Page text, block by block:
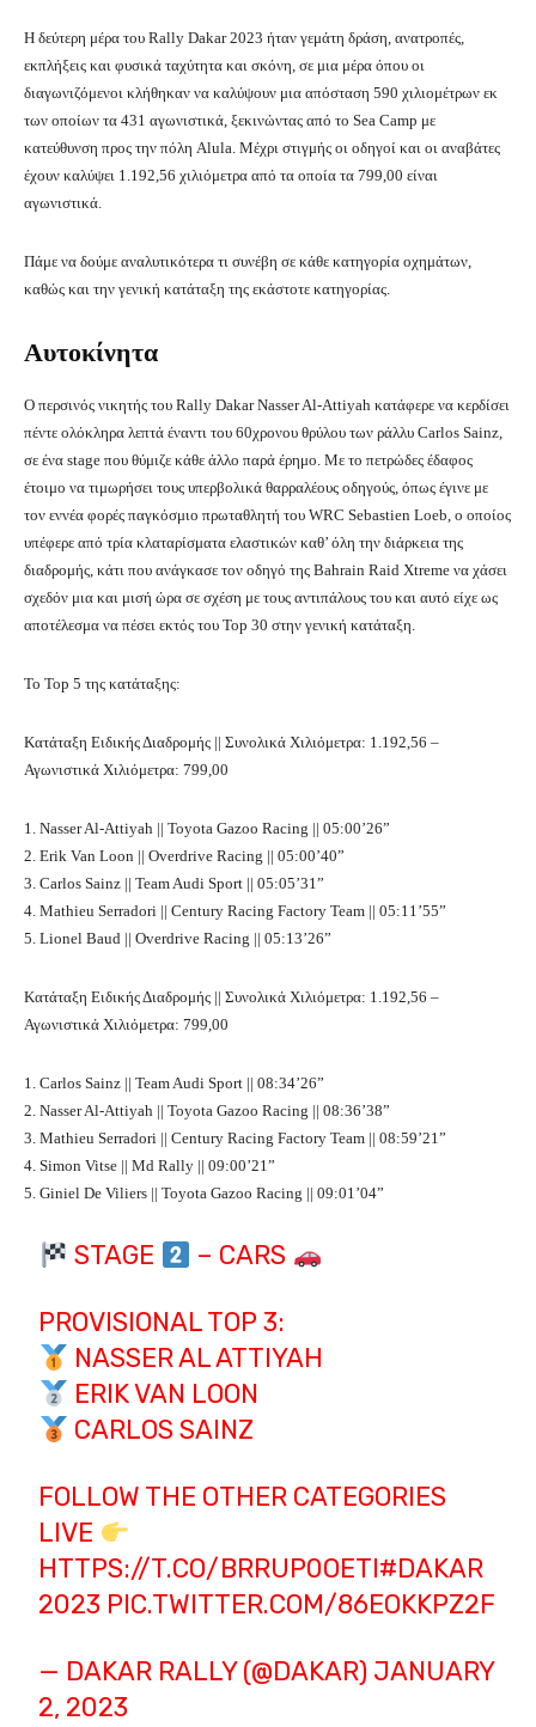
Η δεύτερη μέρα του Rally Dakar 2023 ήταν γεμάτη δράση, ανατροπές,
εκπλήξεις και φυσικά ταχύτητα και σκόνη, σε μια μέρα όπου οι
διαγωνιζόμενοι κλήθηκαν να καλύψουν μια απόσταση 590 χιλιομέτρων εκ
των οποίων τα 431 αγωνιστικά, ξεκινώντας από το Sea Camp με
κατεύθυνση προς την πόλη Alula. Μέχρι στιγμής οι οδηγοί και οι αναβάτες
έχουν καλύψει 1.192,56 χιλιόμετρα από τα οποία τα 799,00 είναι
αγωνιστικά.
Πάμε να δούμε αναλυτικότερα τι συνέβη σε κάθε κατηγορία οχημάτων,
καθώς και την γενική κατάταξη της εκάστοτε κατηγορίας.
Αυτοκίνητα
Ο περσινός νικητής του Rally Dakar Nasser Al-Attiyah κατάφερε να κερδίσει
πέντε ολόκληρα λεπτά έναντι του 60χρονου θρύλου των ράλλυ Carlos Sainz,
σε ένα stage που θύμιζε κάθε άλλο παρά έρημο. Με το πετρώδες έδαφος
έτοιμο να τιμωρήσει τους υπερβολικά θαρραλέους οδηγούς, όπως έγινε με
τον εννέα φορές παγκόσμιο πρωταθλητή του WRC Sebastien Loeb, ο οποίος
υπέφερε από τρία κλαταρίσματα ελαστικών καθ’ όλη την διάρκεια της
διαδρομής, κάτι που ανάγκασε τον οδηγό της Bahrain Raid Xtreme να χάσει
σχεδόν μια και μισή ώρα σε σχέση με τους αντιπάλους του και αυτό είχε ως
αποτέλεσμα να πέσει εκτός του Top 30 στην γενική κατάταξη.
Το Top 5 της κατάταξης:
Κατάταξη Ειδικής Διαδρομής || Συνολικά Χιλιόμετρα: 1.192,56 –
Αγωνιστικά Χιλιόμετρα: 799,00
1. Nasser Al-Attiyah || Toyota Gazoo Racing || 05:00’26”
2. Erik Van Loon || Overdrive Racing || 05:00’40”
3. Carlos Sainz || Team Audi Sport || 05:05’31”
4. Mathieu Serradori || Century Racing Factory Team || 05:11’55”
5. Lionel Baud || Overdrive Racing || 05:13’26”
Κατάταξη Ειδικής Διαδρομής || Συνολικά Χιλιόμετρα: 1.192,56 –
Αγωνιστικά Χιλιόμετρα: 799,00
1. Carlos Sainz || Team Audi Sport || 08:34’26”
2. Nasser Al-Attiyah || Toyota Gazoo Racing || 08:36’38”
3. Mathieu Serradori || Century Racing Factory Team || 08:59’21”
4. Simon Vitse || Md Rally || 09:00’21”
5. Giniel De Viliers || Toyota Gazoo Racing || 09:01’04”
STAGE – CARS
PROVISIONAL TOP 3:
NASSER AL ATTIYAH
ERIK VAN LOON
CARLOS SAINZ
FOLLOW THE OTHER CATEGORIES
LIVE
HTTPS://T.CO/BRRUP0OETI#DAKAR
2023 PIC.TWITTER.COM/86EOKKPZ2F
— DAKAR RALLY (@DAKAR) JANUARY
2, 2023